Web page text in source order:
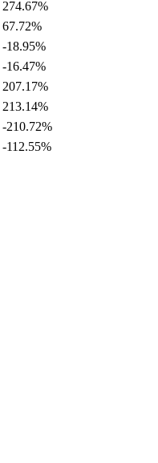
274.67%
67.72%
-18.95%
-16.47%
207.17%
213.14%
-210.72%
-112.55%